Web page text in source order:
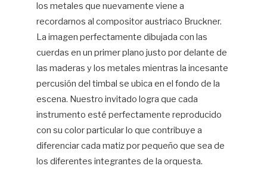
los metales que nuevamente viene a
recordarnos al compositor austriaco Bruckner.
La imagen perfectamente dibujada con las
cuerdas en un primer plano justo por delante de
las maderas y los metales mientras la incesante
percusión del timbal se ubica en el fondo de la
escena. Nuestro invitado logra que cada
instrumento esté perfectamente reproducido
con su color particular lo que contribuye a
diferenciar cada matiz por pequeño que sea de
los diferentes integrantes de la orquesta.